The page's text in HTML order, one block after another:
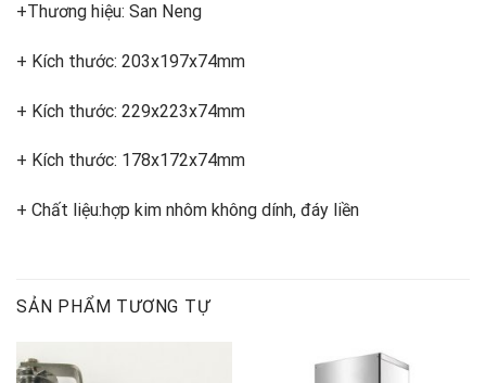
+Thương hiệu: San Neng
+ Kích thước: 203x197x74mm
+ Kích thước: 229x223x74mm
+ Kích thước: 178x172x74mm
+ Chất liệu:hợp kim nhôm không dính, đáy liền
SẢN PHẨM TƯƠNG TỰ